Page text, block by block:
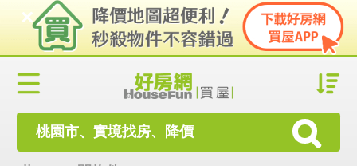
桃園市、實境找房、降價